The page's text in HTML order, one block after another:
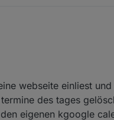
webseite einliest
des tages
eigenen kgoogle